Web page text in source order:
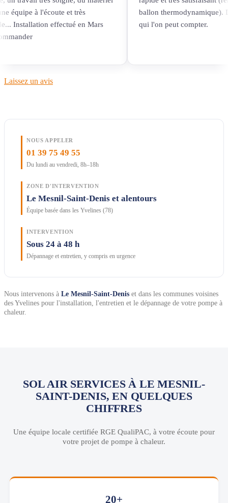
équipe à l'écoute et très
Installation effectué en Mars
ballon thermodynamique).
qui l'on peut compter.
Laissez un avis
NOUS APPELER
01 39 75 49 55
Du lundi au vendredi, 8h–18h
ZONE D'INTERVENTION
Le Mesnil-Saint-Denis et alentours
Équipe basée dans les Yvelines (78)
INTERVENTION
Sous 24 à 48 h
Dépannage et entretien, y compris en urgence
Nous intervenons à Le Mesnil-Saint-Denis et dans les communes voisines
des Yvelines pour l'installation, l'entretien et le dépannage de votre pompe à
chaleur.
SOL AIR SERVICES À LE MESNIL-
SAINT-DENIS, EN QUELQUES
CHIFFRES
Une équipe locale certifiée RGE QualiPAC, à votre écoute pour
votre projet de pompe à chaleur.
20+